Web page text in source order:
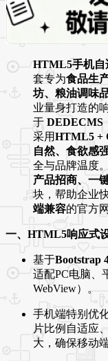
HTML5手机自
套专为食品生
坊、粮油调味
业量身打造的
于 DEDECMS
采用HTML5 +
自然、食欲感
全与品牌温度
产品招商、一
块，帮助企业
端兼容的官方
一、HTML5响应式
基于Bootstrap
适配PC电脑、
WebView）。
手机端特别优
片比例自适应
大，确保移动